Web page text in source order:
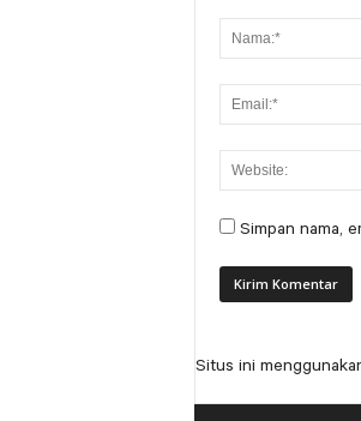
Simpan nama,
Situs ini